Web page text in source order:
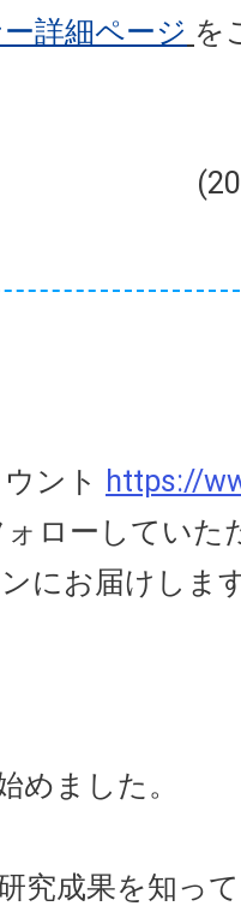
詳細ページ を
ント https://
ォローしていた
にお届けしま
めました。
究成果を知っ